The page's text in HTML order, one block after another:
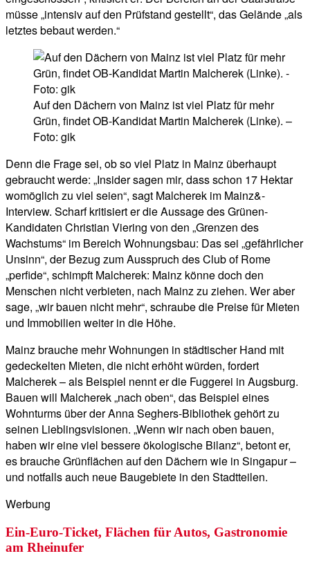
müsse „intensiv auf den Prüfstand gestellt“, das Gelände „als
letztes bebaut werden.“
Auf den Dächern von Mainz ist viel Platz für mehr
Grün, findet OB-Kandidat Martin Malcherek (Linke). –
Foto: gik
Denn die Frage sei, ob so viel Platz in Mainz überhaupt
gebraucht werde: „Insider sagen mir, dass schon 17 Hektar
womöglich zu viel seien“, sagt Malcherek im Mainz&-
Interview. Scharf kritisiert er die Aussage des Grünen-
Kandidaten Christian Viering von den „Grenzen des
Wachstums“ im Bereich Wohnungsbau: Das sei „gefährlicher
Unsinn“, der Bezug zum Ausspruch des Club of Rome
„perfide“, schimpft Malcherek: Mainz könne doch den
Menschen nicht verbieten, nach Mainz zu ziehen. Wer aber
sage, „wir bauen nicht mehr“, schraube die Preise für Mieten
und Immobilien weiter in die Höhe.
Mainz brauche mehr Wohnungen in städtischer Hand mit
gedeckelten Mieten, die nicht erhöht würden, fordert
Malcherek – als Beispiel nennt er die Fuggerei in Augsburg.
Bauen will Malcherek „nach oben“, das Beispiel eines
Wohnturms über der Anna Seghers-Bibliothek gehört zu
seinen Lieblingsvisionen. „Wenn wir nach oben bauen,
haben wir eine viel bessere ökologische Bilanz“, betont er,
es brauche Grünflächen auf den Dächern wie in Singapur –
und notfalls auch neue Baugebiete in den Stadtteilen.
Werbung
Ein-Euro-Ticket, Flächen für Autos, Gastronomie
am Rheinufer